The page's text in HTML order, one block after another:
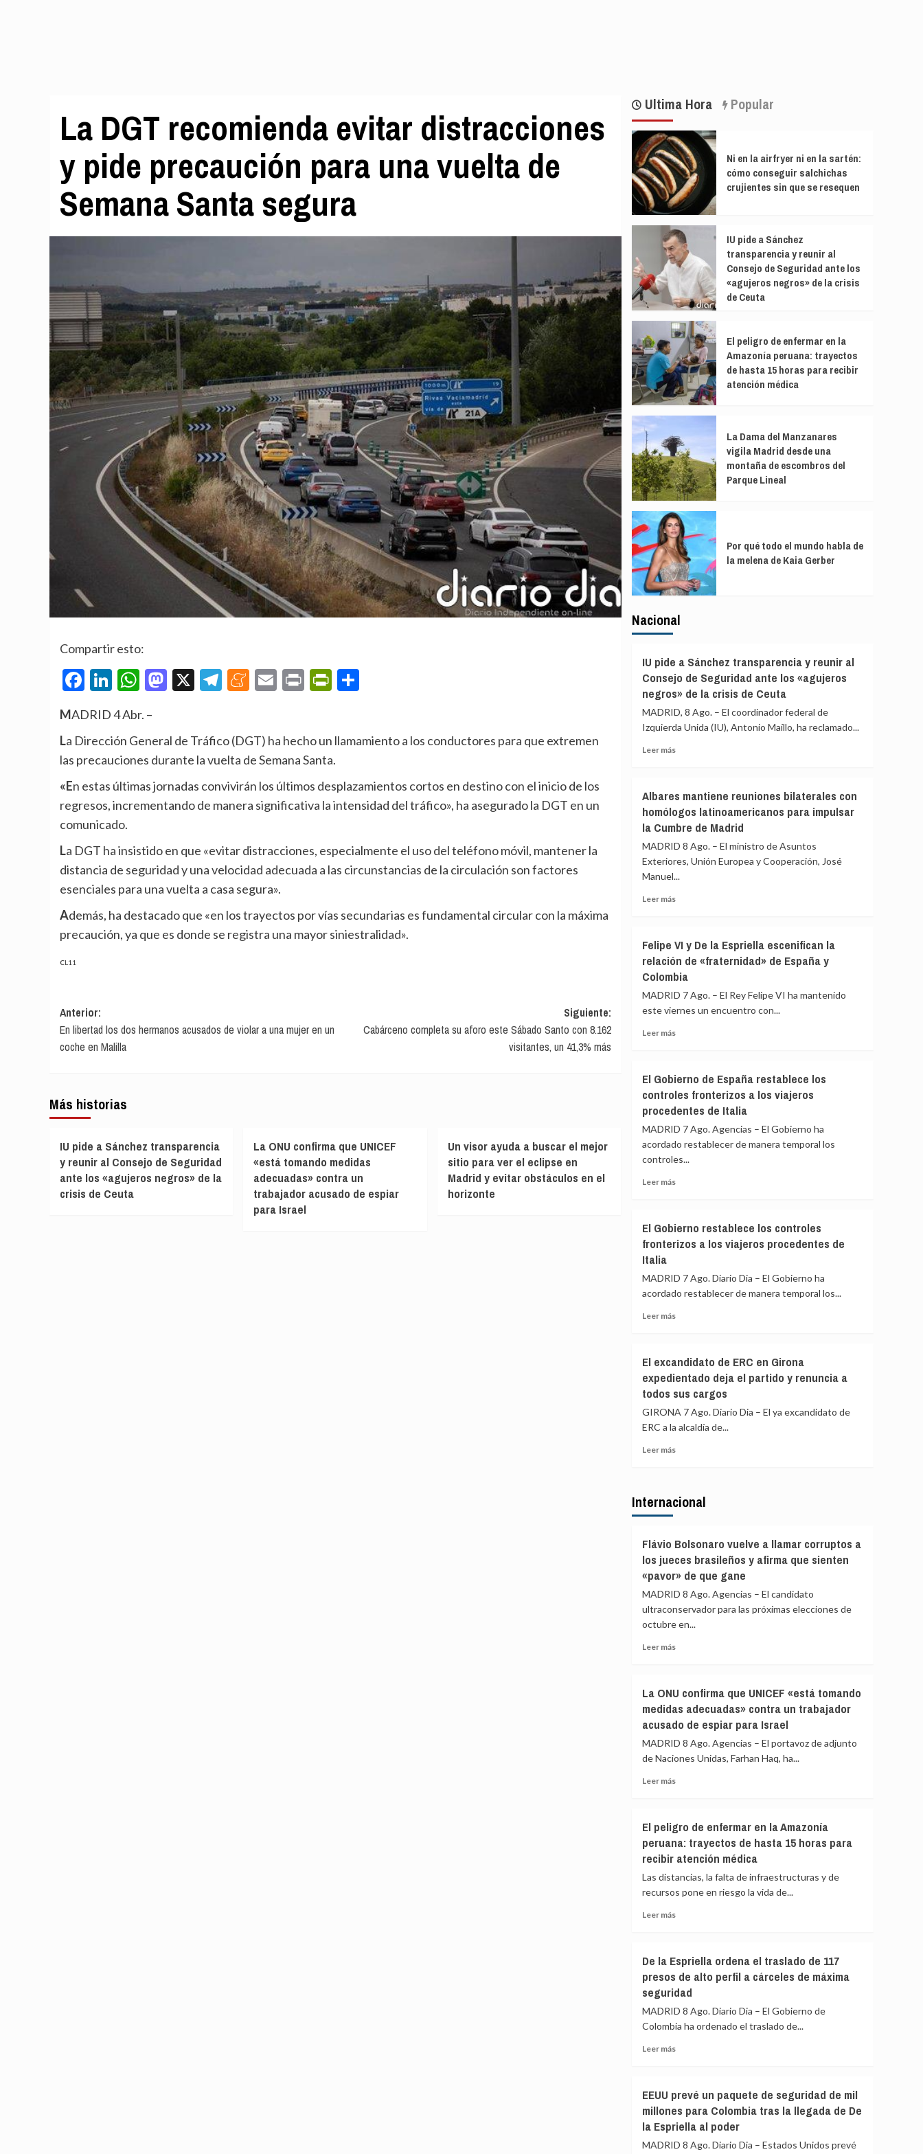
La DGT recomienda evitar distracciones
y pide precaución para una vuelta de
Semana Santa segura
Compartir esto:
Facebook
LinkedIn
WhatsApp
Mastodon
X Telegram
Meneame
EmailPrintPrintFriendly
MADRID 4 Abr. –
La Dirección General de Tráfico (DGT) ha hecho un llamamiento a los conductores para que extremen
las precauciones durante la vuelta de Semana Santa.
«En estas últimas jornadas convivirán los últimos desplazamientos cortos en destino con el inicio de los
regresos, incrementando de manera significativa la intensidad del tráfico», ha asegurado la DGT en un
comunicado.
La DGT ha insistido en que «evitar distracciones, especialmente el uso del teléfono móvil, mantener la
distancia de seguridad y una velocidad adecuada a las circunstancias de la circulación son factores
esenciales para una vuelta a casa segura».
Además, ha destacado que «en los trayectos por vías secundarias es fundamental circular con la máxima
precaución, ya que es donde se registra una mayor siniestralidad».
CL11
Navegación
de
entradas
Anterior:
En libertad los dos hermanos acusados de violar a una mujer en un
coche en Malilla
Siguiente:
Cabárceno completa su aforo este Sábado Santo con 8.162
visitantes, un 41,3% más
Más historias
IU pide a Sánchez transparencia
y reunir al Consejo de Seguridad
ante los «agujeros negros» de la
crisis de Ceuta
La ONU confirma que UNICEF
«está tomando medidas
adecuadas» contra un
trabajador acusado de espiar
para Israel
Un visor ayuda a buscar el mejor
sitio para ver el eclipse en
Madrid y evitar obstáculos en el
horizonte
Ultima Hora Popular
Ni en la airfryer ni en la sartén:
cómo conseguir salchichas
crujientes sin que se resequen
IU pide a Sánchez
transparencia y reunir al
Consejo de Seguridad ante los
«agujeros negros» de la crisis
de Ceuta
El peligro de enfermar en la
Amazonía peruana: trayectos
de hasta 15 horas para recibir
atención médica
La Dama del Manzanares
vigila Madrid desde una
montaña de escombros del
Parque Lineal
Por qué todo el mundo habla de
la melena de Kaia Gerber
Nacional
IU pide a Sánchez transparencia y reunir al
Consejo de Seguridad ante los «agujeros
negros» de la crisis de Ceuta
MADRID, 8 Ago. – El coordinador federal de
Izquierda Unida (IU), Antonio Maíllo, ha reclamado...
Leer másLeer
pide
a
Sánchez
y
reunir
al
de
los
«agujeros
de
la
crisis
Ceuta
Albares mantiene reuniones bilaterales con
homólogos latinoamericanos para impulsar
la Cumbre de Madrid
MADRID 8 Ago. – El ministro de Asuntos
Exteriores, Unión Europea y Cooperación, José
Manuel...
Leer másLeer
mantiene
reuniones
bilaterales
homólogos
latinoamericanos
de
Madrid
Felipe VI y De la Espriella escenifican la
relación de «fraternidad» de España y
Colombia
MADRID 7 Ago. – El Rey Felipe VI ha mantenido
este viernes un encuentro con...
Leer másLeer
VI
y
De
Espriella
escenifican
la
de
España
y
El Gobierno de España restablece los
controles fronterizos a los viajeros
procedentes de Italia
MADRID 7 Ago. Agencias – El Gobierno ha
acordado restablecer de manera temporal los
controles...
Leer másLeer
Gobierno
de
los
controles
procedentes
de
El Gobierno restablece los controles
fronterizos a los viajeros procedentes de
Italia
MADRID 7 Ago. Diario Dia – El Gobierno ha
acordado restablecer de manera temporal los...
Leer másLeer
Gobierno
restablece
los
fronterizos
a
Italia
El excandidato de ERC en Girona
expedientado deja el partido y renuncia a
todos sus cargos
GIRONA 7 Ago. Diario Dia – El ya excandidato de
ERC a la alcaldía de...
Leer másLeer
excandidato
en
expedientado
deja
el
renuncia
Internacional
Flávio Bolsonaro vuelve a llamar corruptos a
los jueces brasileños y afirma que sienten
«pavor» de que gane
MADRID 8 Ago. Agencias – El candidato
ultraconservador para las próximas elecciones de
octubre en...
Leer másLeer
Bolsonaro
vuelve
a
corruptos
a
afirma
que
sienten
de
que
La ONU confirma que UNICEF «está tomando
medidas adecuadas» contra un trabajador
acusado de espiar para Israel
MADRID 8 Ago. Agencias – El portavoz de adjunto
de Naciones Unidas, Farhan Haq, ha...
Leer másLeer
ONU
confirma
que
«está
tomando
trabajador
acusado
de
para
Israel
El peligro de enfermar en la Amazonía
peruana: trayectos de hasta 15 horas para
recibir atención médica
Las distancias, la falta de infraestructuras y de
recursos pone en riesgo la vida de...
Leer másLeer
peligro
de
enfermar
la
Amazonía
15
horas
para
atención
De la Espriella ordena el traslado de 117
presos de alto perfil a cárceles de máxima
seguridad
MADRID 8 Ago. Diario Dia – El Gobierno de
Colombia ha ordenado el traslado de...
Leer másLeer
la
Espriella
ordena
traslado
EEUU prevé un paquete de seguridad de mil
millones para Colombia tras la llegada de De
la Espriella al poder
MADRID 8 Ago. Diario Dia – Estados Unidos prevé